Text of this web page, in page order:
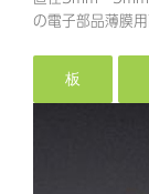
の電子部品薄膜
板